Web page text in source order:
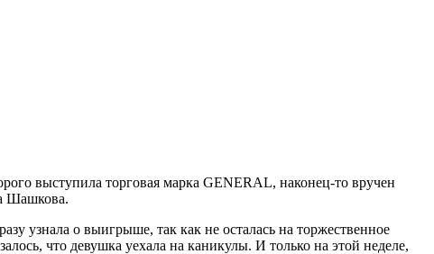
выступила торговая марка GENERAL, наконец-то вручен
Шашкова.
узнала о выигрыше, так как не осталась на торжественное
что девушка уехала на каникулы. И только на этой неделе,